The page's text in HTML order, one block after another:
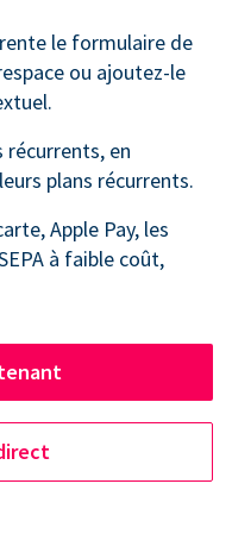
le formulaire de
ou ajoutez-le
récurrents, en
plans récurrents.
Apple Pay, les
à faible coût,